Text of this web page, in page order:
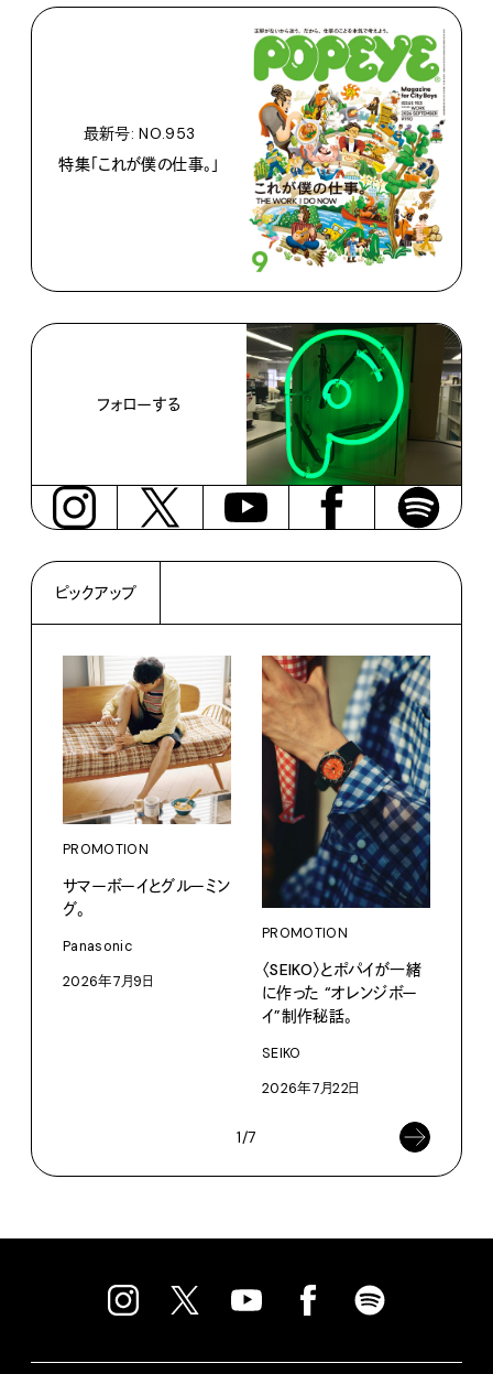
最新号: NO.953
特集「これが僕の仕事。」
フォローする
ピックアップ
PROMOTION
サマーボーイとグルーミン
グ。
Panasonic
2026年7月9日
PROMOTION
〈SEIKO〉とポパイが一緒
に作った “オレンジボー
イ”制作秘話。
SEIKO
2026年7月22日
1/7